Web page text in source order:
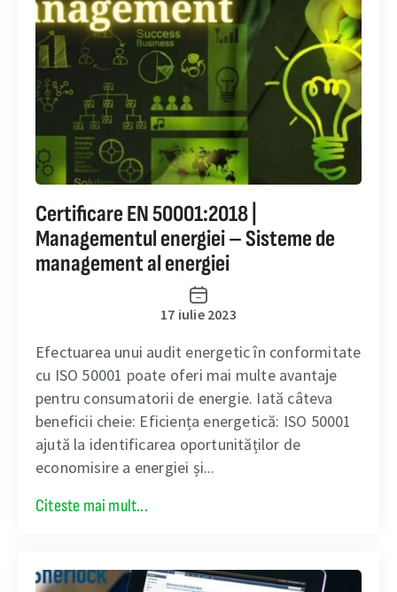
Certificare EN 50001:2018 |
Managementul energiei – Sisteme de
management al energiei
17 iulie 2023
Efectuarea unui audit energetic în conformitate
cu ISO 50001 poate oferi mai multe avantaje
pentru consumatorii de energie. Iată câteva
beneficii cheie: Eficiența energetică: ISO 50001
ajută la identificarea oportunităților de
economisire a energiei și...
Citeste mai mult...